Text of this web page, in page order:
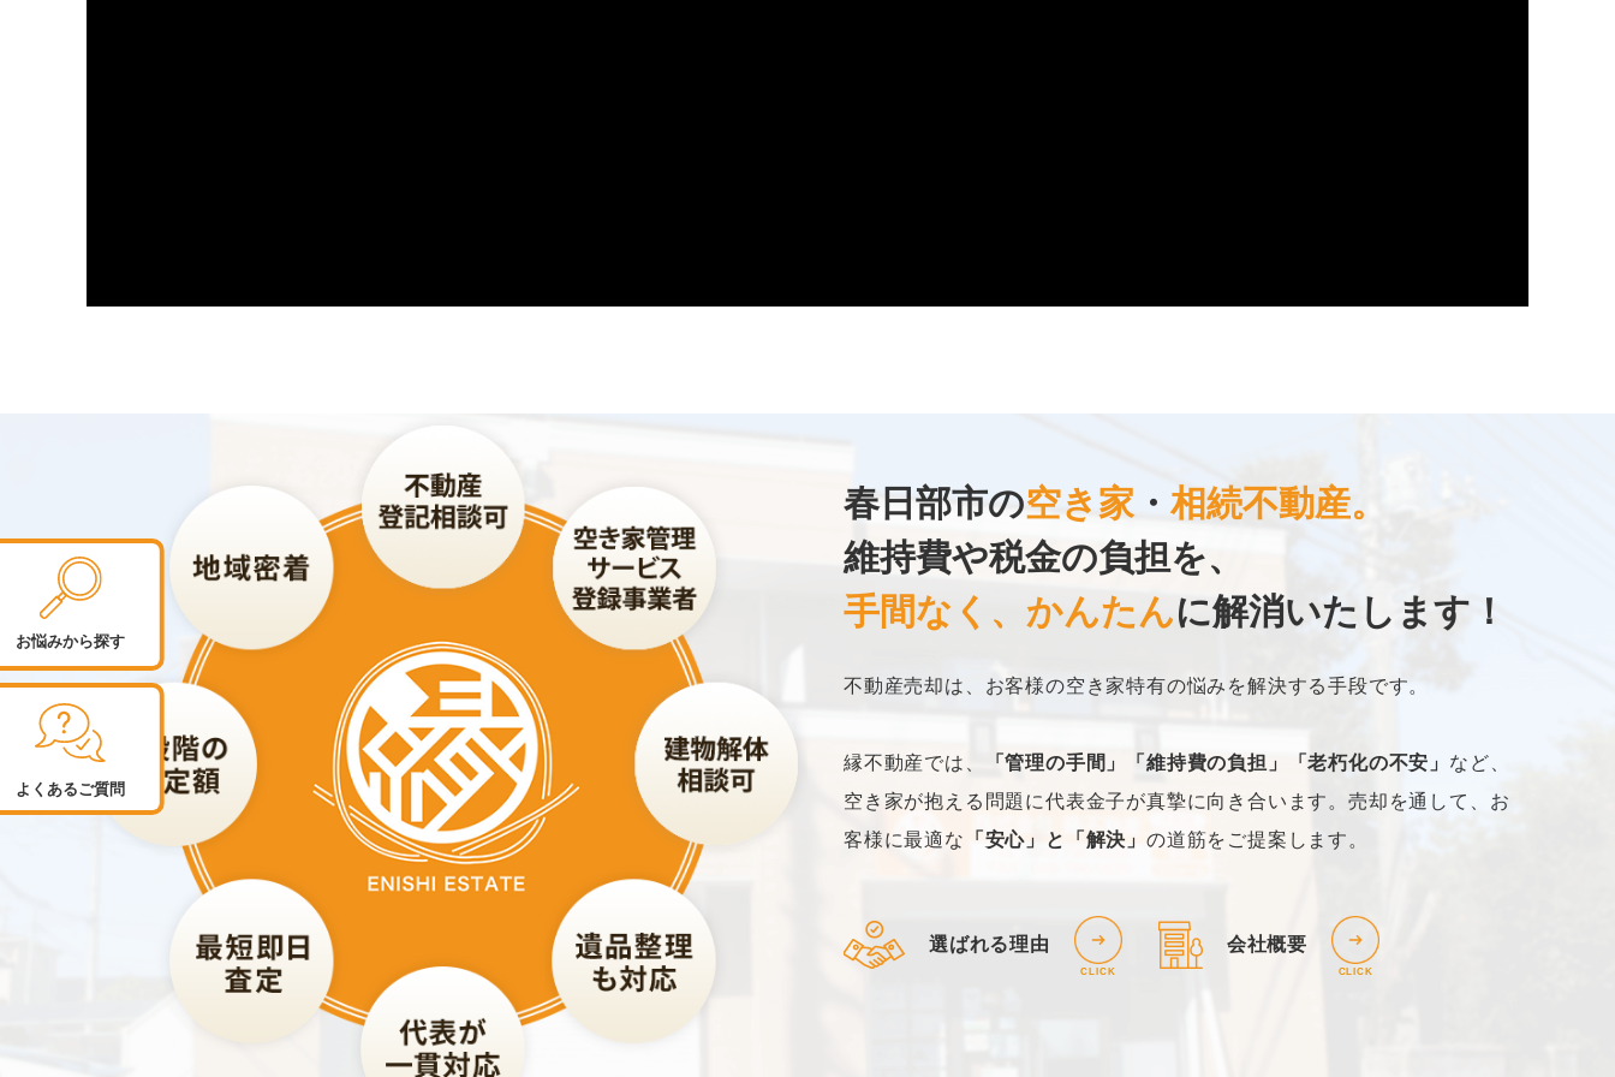
春日部市の空き家 ・相続不動産。
維持費や税金の負担を、
手間なく、かんたんに解消いたします！
不動産売却は、お客様の空き家特有の悩みを解決する手段です。
縁不動産では、 「管理の手間」「維持費の負担」「老朽化の不安」 など、
空き家が抱える問題に代表金子が真摯に向き合います。売却を通して、お
客様に最適な
「安心」と「解決」の道筋をご提案します。
選ばれる理由 会社概要
お悩みから探す
よくあるご質問